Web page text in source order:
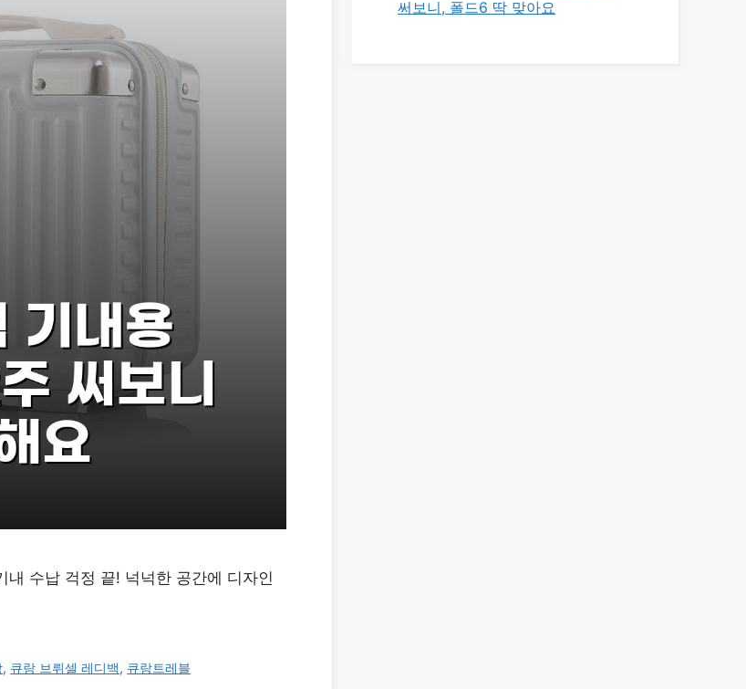
수납 걱정 끝! 넉넉한 공간에 디자인
, 큐랑 브뤼셀 레디백, 큐랑트레블
써보니, 폴드6 딱 맞아요